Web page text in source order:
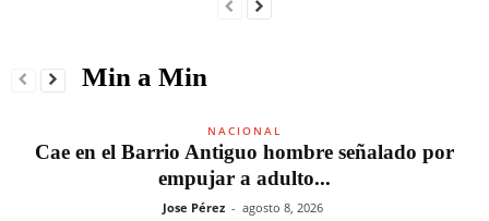
Min a Min
NACIONAL
Cae en el Barrio Antiguo hombre señalado por
empujar a adulto...
Jose Pérez - agosto 8, 2026